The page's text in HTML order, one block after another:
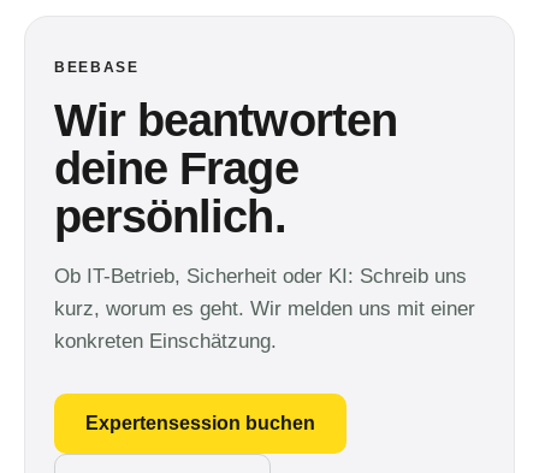
BEEBASE
Wir beantworten
deine Frage
persönlich.
Ob IT-Betrieb, Sicherheit oder KI: Schreib uns
kurz, worum es geht. Wir melden uns mit einer
konkreten Einschätzung.
Expertensession buchen